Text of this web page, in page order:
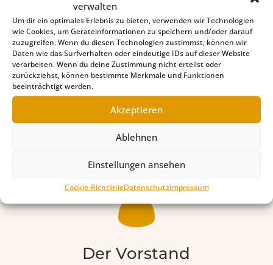
verwalten
Um dir ein optimales Erlebnis zu bieten, verwenden wir Technologien
wie Cookies, um Geräteinformationen zu speichern und/oder darauf
zuzugreifen. Wenn du diesen Technologien zustimmst, können wir
Daten wie das Surfverhalten oder eindeutige IDs auf dieser Website
verarbeiten. Wenn du deine Zustimmung nicht erteilst oder
zurückziehst, können bestimmte Merkmale und Funktionen
beeinträchtigt werden.
Akzeptieren
Ablehnen
Einstellungen ansehen
Cookie-RichtlinieDatenschutzImpressum
Spenden

Der Vorstand